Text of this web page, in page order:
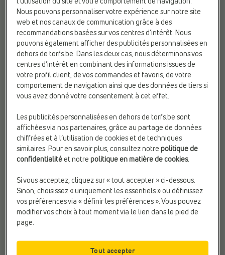
Vérifiez l'orthographe
Essayez un autre terme de recherche
Utilisez un terme de recherche moins spécifique
Contactez-nous aux coordonnées suivantes:
Appelez-nous au 03 776 01 00
ou
Lundi au vendredi :8h30 - 17h
l’utilisation du site et votre comportement de navigation.
Nous pouvons personnaliser votre expérience sur notre site
web et nos canaux de communication grâce à des
recommandations basées sur vos centres d’intérêt. Nous
pouvons également afficher des publicités personnalisées en
dehors de torfs.be. Dans les deux cas, nous déterminons vos
centres d’intérêt en combinant des informations issues de
votre profil client, de vos commandes et favoris, de votre
comportement de navigation ainsi que des données de tiers si
vous avez donné votre consentement à cet effet.
Les publicités personnalisées en dehors de torfs.be sont
affichées via nos partenaires, grâce au partage de données
chiffrées et à l’utilisation de cookies et de techniques
similaires. Pour en savoir plus, consultez notrepolitique de
confidentialité et notrepolitique en matière de cookies.
Si vous acceptez, cliquez sur « tout accepter » ci-dessous.
Sinon, choisissez « uniquement les essentiels » ou définissez
vos préférences via « définir les préférences ». Vous pouvez
modifier vos choix à tout moment via le lien dans le pied de
page.
Tout accepter